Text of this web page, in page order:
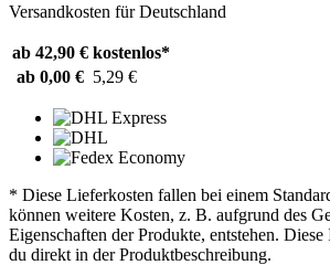
Versandkosten für Deutschland
ab 42,90 € kostenlos*
ab 0,00 € 5,29 €
* Diese Lieferkosten fallen bei einem
können weitere Kosten, z. B. aufgrund des
Eigenschaften der Produkte, entstehen.
du direkt in der Produktbeschreibung.